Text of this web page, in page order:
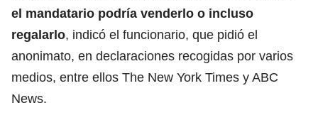
el mandatario podría venderlo o incluso
regalarlo, indicó el funcionario, que pidió el
anonimato, en declaraciones recogidas por varios
medios, entre ellos The New York Times y ABC
News.